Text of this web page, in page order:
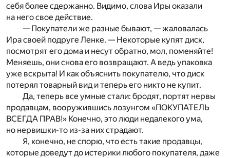
себя более сдержанно. Видимо, слова Иры оказали
на него свое действие.
— Покупатели же разные бывают, — жаловалась
Ира своей подруге Ленке. — Некоторые купят диск,
посмотрят его дома и несут обратно, мол, поменяйте!
Меняешь, они снова его возвращают. А ведь упаковка
уже вскрыта! И как объяснить покупателю, что диск
потерял товарный вид и теперь его никто не купит.
Да, теперь все умные стали: бродят, портят нервы
продавцам, вооружившись лозунгом «ПОКУПАТЕЛЬ
ВСЕГДА ПРАВ!» Конечно, это люди недалекого ума,
но нервишки-то из-за них страдают.
Я, конечно, не спорю, что есть такие продавцы,
которые доведут до истерики любого покупателя, даже